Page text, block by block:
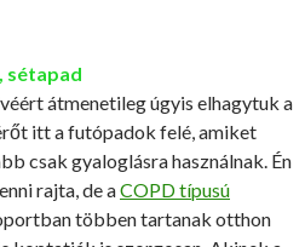
sétapad
átmenetileg úgyis elhagytuk a
itt a futópadok felé, amiket
csak gyaloglásra használnak. Én
rajta, de aCOPD típusú
többen tartanak otthon